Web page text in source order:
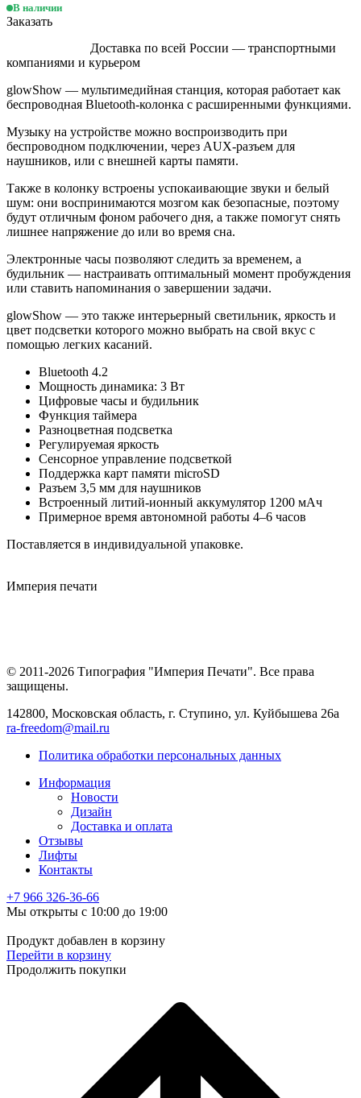
В наличии
Заказать
Доставка по всей России — транспортными
компаниями и курьером
glowShow — мультимедийная станция, которая работает как
беспроводная Bluetooth-колонка с расширенными функциями.
Музыку на устройстве можно воспроизводить при
беспроводном подключении, через AUX-разъем для
наушников, или с внешней карты памяти.
Также в колонку встроены успокаивающие звуки и белый
шум: они воспринимаются мозгом как безопасные, поэтому
будут отличным фоном рабочего дня, а также помогут снять
лишнее напряжение до или во время сна.
Электронные часы позволяют следить за временем, а
будильник — настраивать оптимальный момент пробуждения
или ставить напоминания о завершении задачи.
glowShow — это также интерьерный светильник, яркость и
цвет подсветки которого можно выбрать на свой вкус с
помощью легких касаний.
Bluetooth 4.2
Мощность динамика: 3 Вт
Цифровые часы и будильник
Функция таймера
Разноцветная подсветка
Регулируемая яркость
Сенсорное управление подсветкой
Поддержка карт памяти microSD
Разъем 3,5 мм для наушников
Встроенный литий-ионный аккумулятор 1200 мАч
Примерное время автономной работы 4–6 часов
Поставляется в индивидуальной упаковке.
Империя печати
© 2011-2026 Типография "Империя Печати". Все права
защищены.
142800, Московская область, г. Ступино, ул. Куйбышева 26а
ra-freedom@mail.ru
Политика обработки персональных данных
Информация
Новости
Дизайн
Доставка и оплата
Отзывы
Лифты
Контакты
+7 966 326-36-66
Мы открыты с 10:00 до 19:00
Продукт добавлен в корзину
Перейти в корзину
Продолжить покупки